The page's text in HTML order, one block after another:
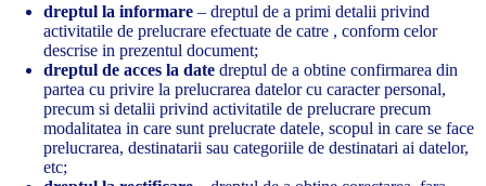
dreptul la informare – dreptul de a primi detalii privind
activitatile de prelucrare efectuate de catre , conform celor
descrise in prezentul document;
dreptul de acces la date dreptul de a obtine confirmarea din
partea cu privire la prelucrarea datelor cu caracter personal,
precum si detalii privind activitatile de prelucrare precum
modalitatea in care sunt prelucrate datele, scopul in care se face
prelucrarea, destinatarii sau categoriile de destinatari ai datelor,
etc;